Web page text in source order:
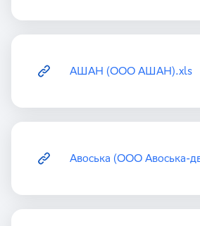
АШАН (ООО АШАН).xls
Авоська (ООО Авоська-